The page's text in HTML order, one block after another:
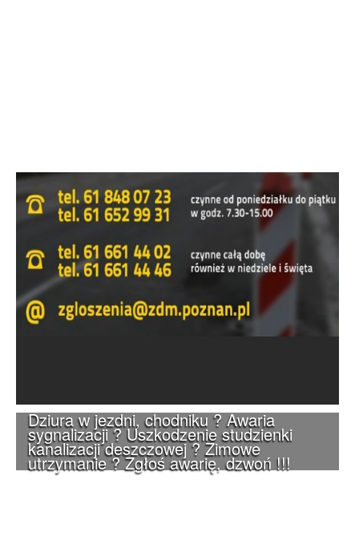
Dziura w jezdni, chodniku ? Awaria
sygnalizacji ? Uszkodzenie studzienki
kanalizacji deszczowej ? Zimowe
utrzymanie ? Zgłoś awarię, dzwoń !!!